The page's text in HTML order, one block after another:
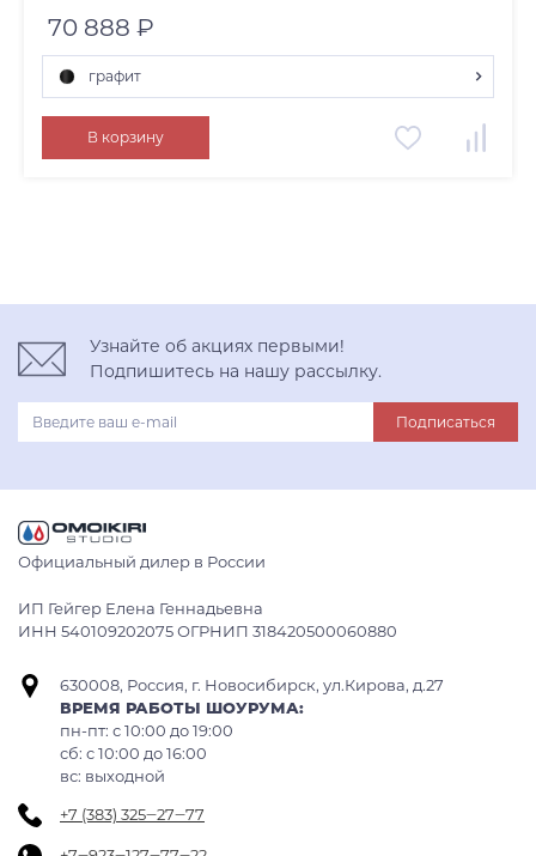
70 888 ₽
графит
графит
нержавеющая сталь
В корзину
Узнайте об акциях первыми!
Подпишитесь на нашу рассылку.
Подписаться
Официальный дилер в России
ИП Гейгер Елена Геннадьевна
ИНН 540109202075 ОГРНИП 318420500060880
630008, Россия, г. Новосибирск, ул.Кирова, д.27
ВРЕМЯ РАБОТЫ ШОУРУМА:
пн-пт: с 10:00 до 19:00
сб: c 10:00 до 16:00
вс: выходной
+7 (383) 325‒27‒77